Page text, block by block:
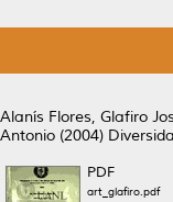
Alanís Flores, Glafiro
Antonio (2004)
PDF
art_glafiro.pdf